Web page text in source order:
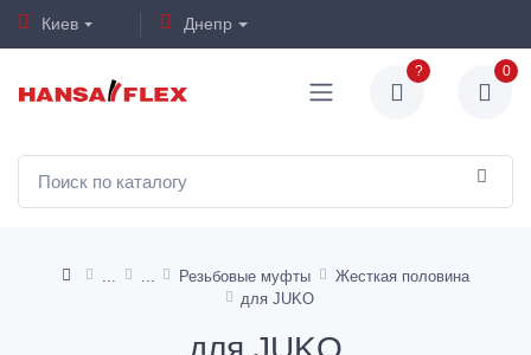
Киев Днепр
? 0
Резьбовые муфты
Жесткая половина
для JUKO